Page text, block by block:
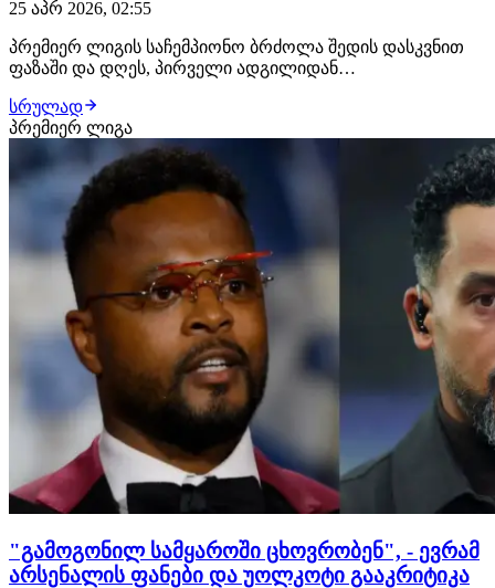
25 აპრ 2026, 02:55
პრემიერ ლიგის საჩემპიონო ბრძოლა შედის დასკვნით
ფაზაში და დღეს, პირველი ადგილიდან
შეხვდება. განვიხილოთ, თუ რას უნდა ველოდოთ
აღნიშნული დუელისგან. არსენალი V ნიუკასლი | 20:30
პრემიერ ლიგის მთელი სეზონის განმავლობაში პირველ
ადგილზე ყოფნის შემ…
სრულად
პრემიერ ლიგა
"გამოგონილ სამყაროში ცხოვრობენ", - ევრამ
არსენალის ფანები და უოლკოტი გააკრიტიკა